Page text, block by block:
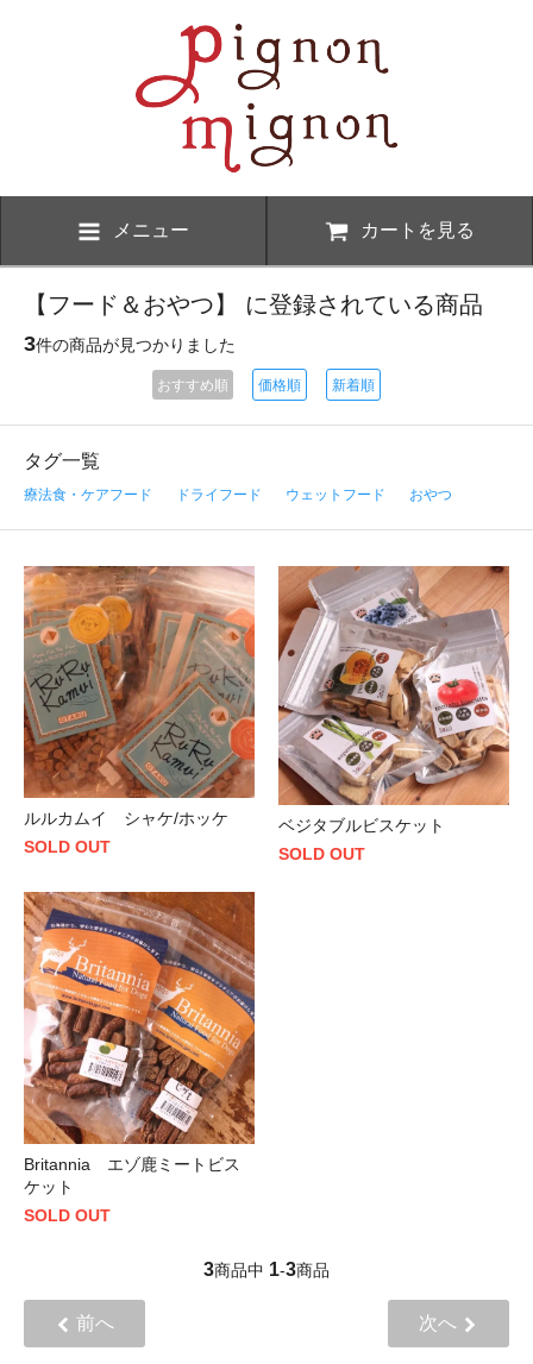
メニュー カートを見る
【フード＆おやつ】 に登録されている商品
3件の商品が見つかりました
おすすめ順 価格順 新着順
タグ一覧
療法食・ケアフード ドライフード ウェットフード おやつ
ルルカムイ シャケ/ホッケ
SOLD OUT
ベジタブルビスケット
SOLD OUT
Britannia エゾ鹿ミートビス
ケット
SOLD OUT
3商品中 1-3商品
前へ 次へ